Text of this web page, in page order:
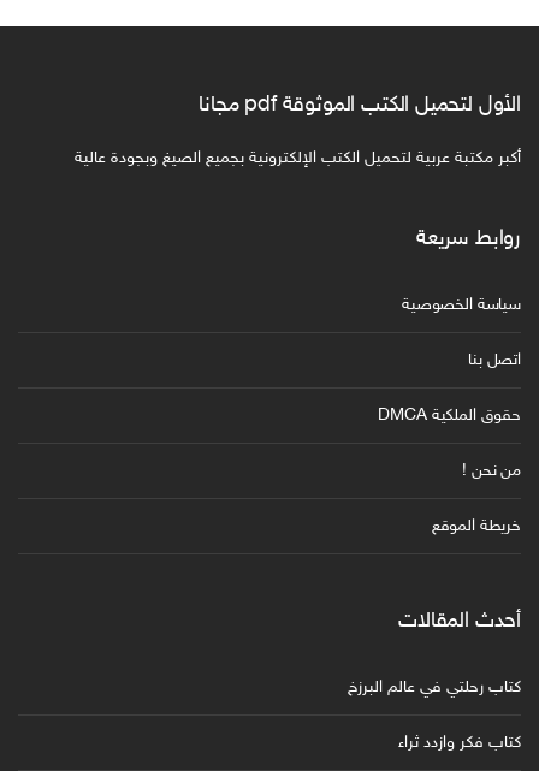
الأول لتحميل الكتب الموثوقة pdf مجانا
أكبر مكتبة عربية لتحميل الكتب الإلكترونية بجميع الصيغ وبجودة عالية
روابط سريعة
سياسة الخصوصية
اتصل بنا
حقوق الملكية DMCA
من نحن !
خريطة الموقع
أحدث المقالات
كتاب رحلتي في عالم البرزخ
كتاب فكر وازدد ثراء